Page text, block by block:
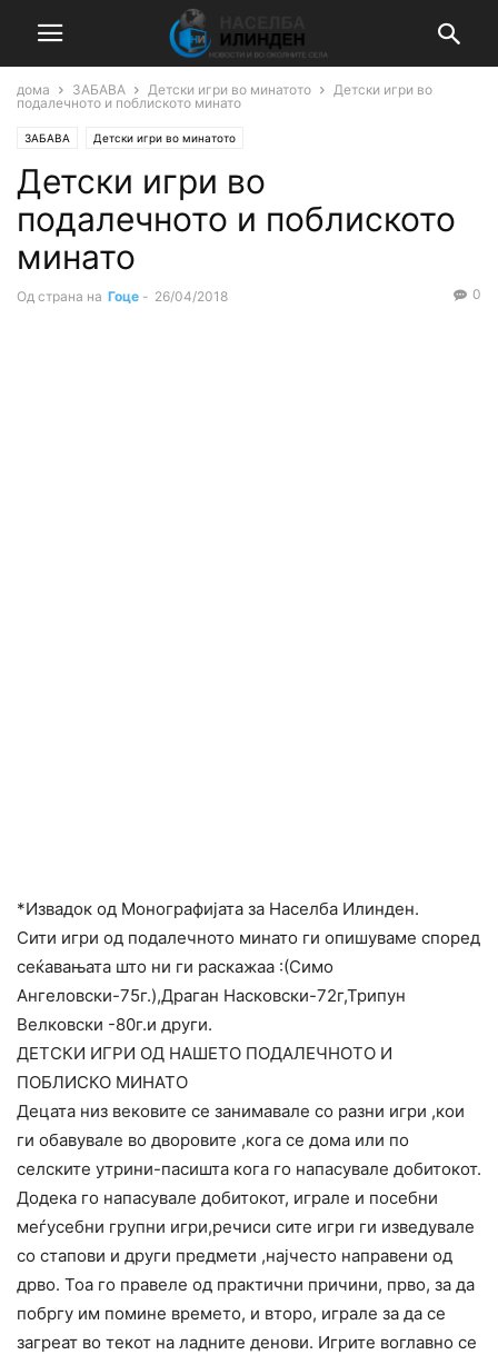
дома ЗАБАВА Детски игри во минатото
Детски игри во
подалечното и поблиското минато
ЗАБАВА Детски игри во минатото
Детски игри во
подалечното и поблиското
минато
Од страна на Гоце - 26/04/2018 0
*Извадок од Монографијата за Населба Илинден.
Сити игри од подалечното минато ги опишуваме според
сеќавањата што ни ги раскажаа :(Симо
Ангеловски-75г.),Драган Насковски-72г,Трипун
Велковски -80г.и други.
ДЕТСКИ ИГРИ ОД НАШЕТО ПОДАЛЕЧНОТО И
ПОБЛИСКО МИНАТО
Децата низ вековите се занимавале со разни игри ,кои
ги обавувале во дворовите ,кога се дома или по
селските утрини-пасишта кога го напасувале добитокот.
Додека го напасувале добитокот, играле и посебни
меѓусебни групни игри,речиси сите игри ги изведувале
со стапови и други предмети ,најчесто направени од
дрво. Тоа го правеле од практични причини, прво, за да
побргу им помине времето, и второ, играле за да се
загреат во текот на ладните денови. Игрите воглавно се